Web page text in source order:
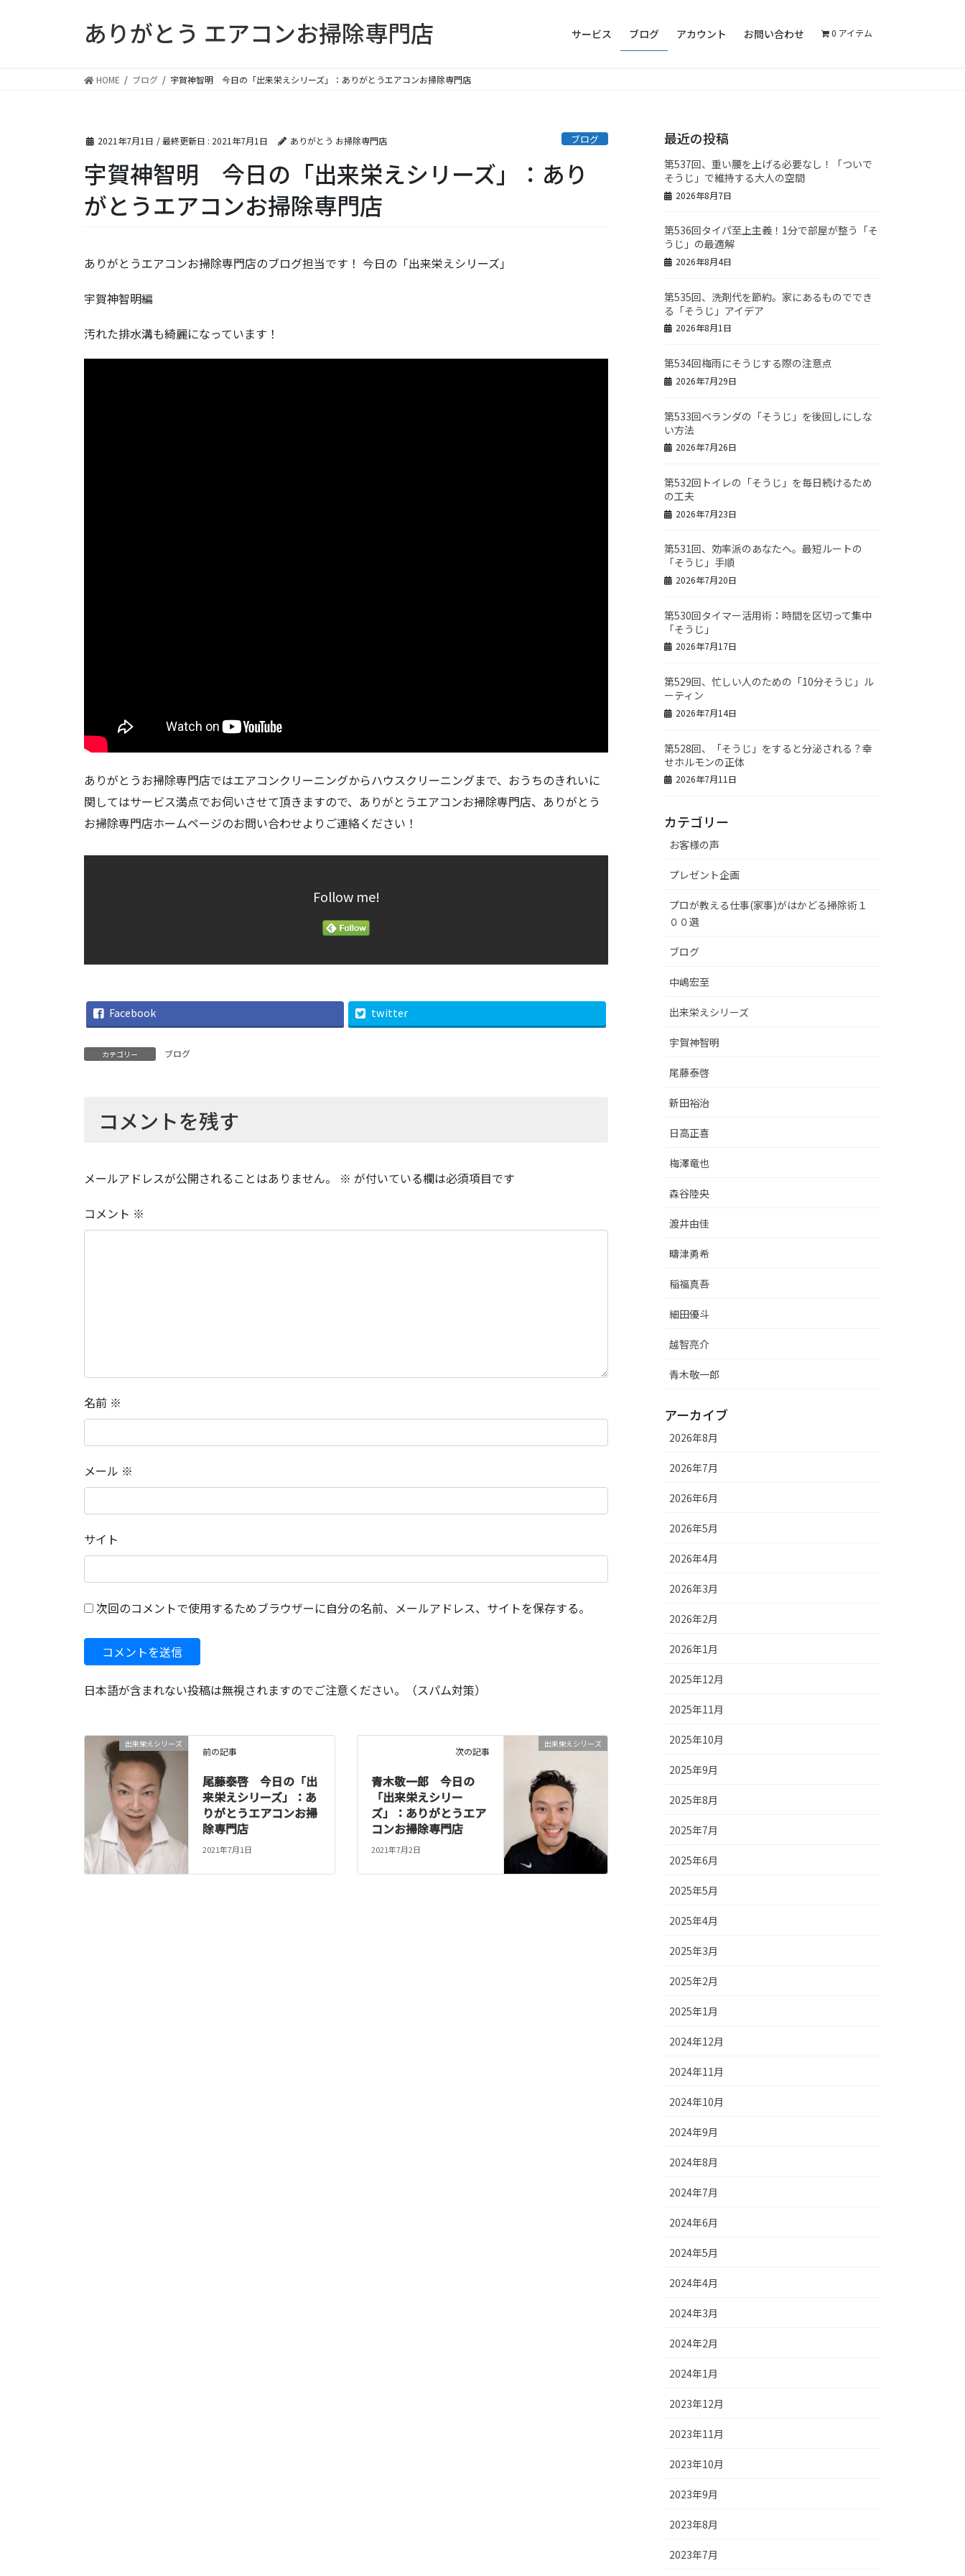
ありがとう エアコンお掃除専門店 サービス ブログ アカウント お問い合わせ 0 アイテム
HOME ブログ 宇賀神智明 今日の「出来栄えシリーズ」：ありがとうエアコンお掃除専門店
2021年7月1日 / 最終更新日 : 2021年7月1日 ありがとう お掃除専門店 ブログ
宇賀神智明 今日の「出来栄えシリーズ」：あり
がとうエアコンお掃除専門店
ありがとうエアコンお掃除専門店のブログ担当です！ 今日の「出来栄えシリーズ」
宇賀神智明編
汚れた排水溝も綺麗になっています！
ありがとうお掃除専門店ではエアコンクリーニングからハウスクリーニングまで、おうちのきれいに
関してはサービス満点でお伺いさせて頂きますので、ありがとうエアコンお掃除専門店、ありがとう
お掃除専門店ホームページのお問い合わせよりご連絡ください！
Follow me!
Facebook twitter
カテゴリー ブログ
コメントを残す
メールアドレスが公開されることはありません。 ※ が付いている欄は必須項目です
コメント ※
名前 ※
メール ※
サイト
次回のコメントで使用するためブラウザーに自分の名前、メールアドレス、サイトを保存する。
日本語が含まれない投稿は無視されますのでご注意ください。（スパム対策）
出来栄えシリーズ
前の記事
尾藤泰啓 今日の「出
来栄えシリーズ」：あ
りがとうエアコンお掃
除専門店
2021年7月1日
出来栄えシリーズ
次の記事
青木敬一郎 今日の
「出来栄えシリー
ズ」：ありがとうエア
コンお掃除専門店
2021年7月2日
最近の投稿
第537回、重い腰を上げる必要なし！「ついで
そうじ」で維持する大人の空間
2026年8月7日
第536回タイパ至上主義！1分で部屋が整う「そ
うじ」の最適解
2026年8月4日
第535回、洗剤代を節約。家にあるものででき
る「そうじ」アイデア
2026年8月1日
第534回梅雨にそうじする際の注意点
2026年7月29日
第533回ベランダの「そうじ」を後回しにしな
い方法
2026年7月26日
第532回トイレの「そうじ」を毎日続けるため
の工夫
2026年7月23日
第531回、効率派のあなたへ。最短ルートの
「そうじ」手順
2026年7月20日
第530回タイマー活用術：時間を区切って集中
「そうじ」
2026年7月17日
第529回、忙しい人のための「10分そうじ」ル
ーティン
2026年7月14日
第528回、「そうじ」をすると分泌される？幸
せホルモンの正体
2026年7月11日
カテゴリー
お客様の声
プレゼント企画
プロが教える仕事(家事)がはかどる掃除術１
００選
ブログ
中嶋宏至
出来栄えシリーズ
宇賀神智明
尾藤泰啓
新田裕治
日高正喜
梅澤竜也
森谷陸央
渡井由佳
疇津勇希
稲福真吾
細田優斗
越智亮介
青木敬一郎
アーカイブ
2026年8月
2026年7月
2026年6月
2026年5月
2026年4月
2026年3月
2026年2月
2026年1月
2025年12月
2025年11月
2025年10月
2025年9月
2025年8月
2025年7月
2025年6月
2025年5月
2025年4月
2025年3月
2025年2月
2025年1月
2024年12月
2024年11月
2024年10月
2024年9月
2024年8月
2024年7月
2024年6月
2024年5月
2024年4月
2024年3月
2024年2月
2024年1月
2023年12月
2023年11月
2023年10月
2023年9月
2023年8月
2023年7月